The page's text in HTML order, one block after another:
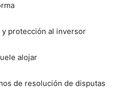
protección al inversor
alojar
de resolución de disputas